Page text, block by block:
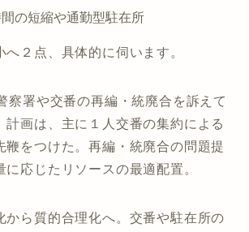
間の短縮や通勤型駐在所
２点、具体的に伺います。
察署や交番の再編・統廃合を訴えて
画は、主に１人交番の集約による
鞭をつけた。再編・統廃合の問題提
に応じたリソースの最適配置。
から質的合理化へ。交番や駐在所の